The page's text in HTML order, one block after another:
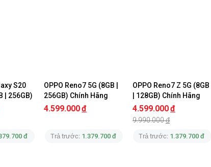
S20
| 256GB)
đ
OPPO Reno7 5G (8GB |
256GB) Chính Hãng
4.599.000đ
Trả trước: 1.379.700 đ
OPPO Reno7 Z 5G (8GB
| 128GB) Chính Hãng
4.599.000đ
9.990.000đ
Trả trước: 1.379.700 đ